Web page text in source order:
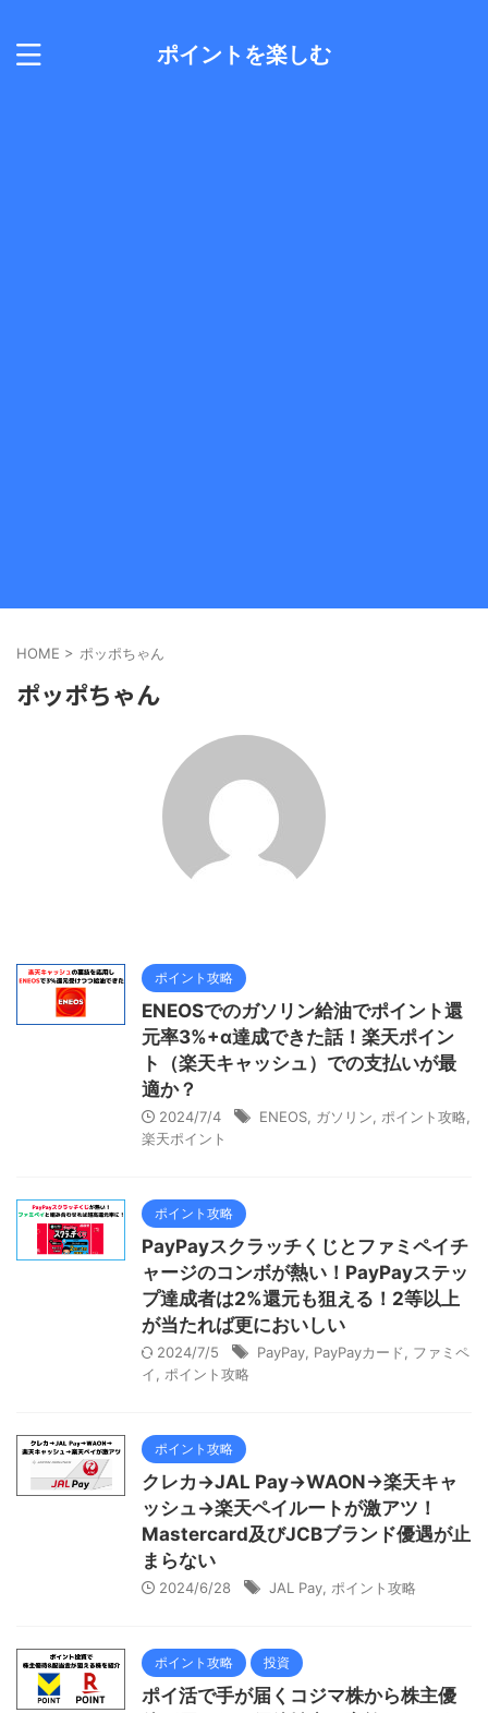
ポイントを楽しむ
HOME > ポッポちゃん
ポッポちゃん
ポイント攻略
ENEOSでのガソリン給油でポイント還
元率3%+α達成できた話！楽天ポイン
ト（楽天キャッシュ）での支払いが最
適か？
2024/7/4 ENEOS ガソリン ポイント攻略
楽天ポイント
ポイント攻略
PayPayスクラッチくじとファミペイチ
ャージのコンボが熱い！PayPayステッ
プ達成者は2%還元も狙える！2等以上
が当たれば更においしい
2024/7/5 PayPay PayPayカード
ファミペ
イ
ポイント攻略
ポイント攻略
クレカ→JAL Pay→WAON→楽天キャ
ッシュ→楽天ペイルートが激アツ！
Mastercard及びJCBブランド優遇が止
まらない
2024/6/28 JAL Pay ポイント攻略
ポイント攻略 投資
ポイ活で手が届くコジマ株から株主優